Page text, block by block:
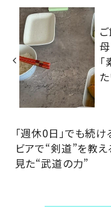
「週休0日」でも続
ビアで“剣道”を教
見た“武道の力”